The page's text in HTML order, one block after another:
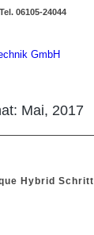
Tel. 06105-24044
Mai, 2017
Hybrid